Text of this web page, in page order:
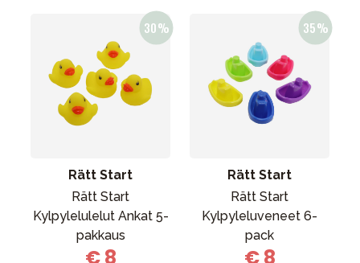
Rätt Start
Rätt Start
Kylpylelulelut Ankat 5-
pakkaus
Rätt Start
Rätt Start
Kylpyleluveneet 6-
pack